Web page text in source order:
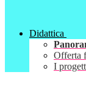
Didattica
Offerta
I